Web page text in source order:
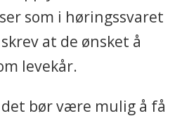
som i høringssvaret
at de ønsket å
levekår.
bør være mulig å få